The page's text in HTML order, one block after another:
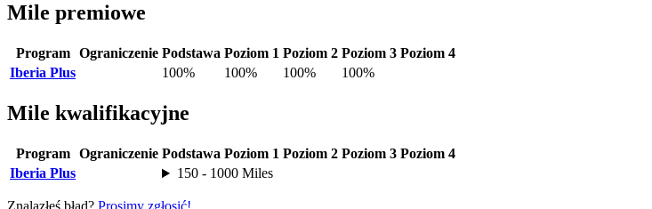
Mile premiowe
Program Ograniczenie Podstawa Poziom 1 Poziom 2 Poziom 3 Poziom 4
Iberia Plus
100% 100% 100% 100%
Mile kwalifikacyjne
Program Ograniczenie Podstawa Poziom 1 Poziom 2 Poziom 3 Poziom 4
Iberia Plus
150 - 1000 Miles